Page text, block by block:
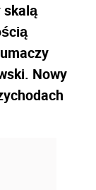
skalą
Nowy